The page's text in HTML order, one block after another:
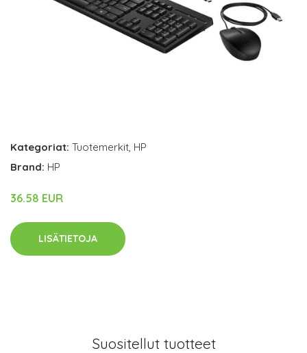
Kategoriat: Tuotemerkit HP
Brand: HP
36.58 EUR
LISÄTIETOJA
Suositellut tuotteet